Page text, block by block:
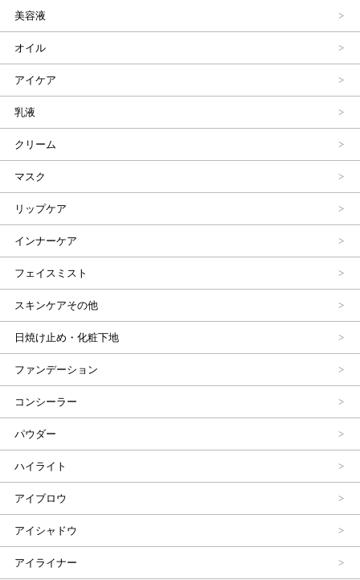
美容液
オイル
アイケア
乳液
クリーム
マスク
リップケア
インナーケア
フェイスミスト
スキンケアその他
日焼け止め・化粧下地
ファンデーション
コンシーラー
パウダー
ハイライト
アイブロウ
アイシャドウ
アイライナー